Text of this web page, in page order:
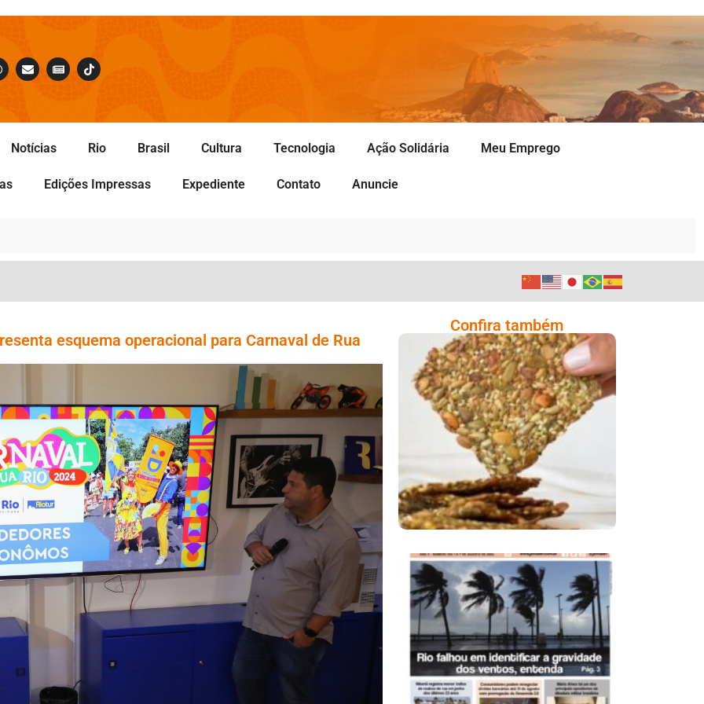
Notícias Rio Brasil Cultura Tecnologia Ação Solidária Meu Emprego
Edições Impressas Expediente Contato Anuncie
esquema operacional para Carnaval de Rua
Confira também
Comer Bem: Cracker
De Sementes
Ano X – Número 366
01 A 07 De Agosto De
2026